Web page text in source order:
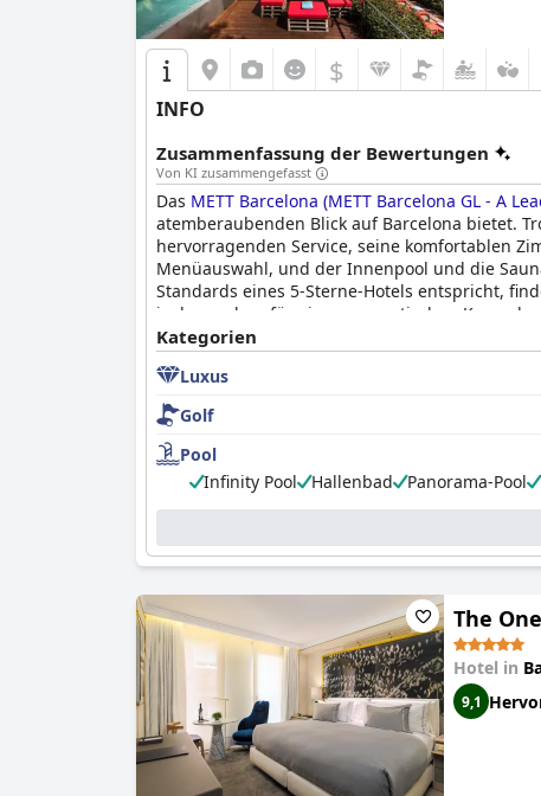
$
INFO
Zusammenfassung der Bewertungen
Von KI zusammengefasst
Das METT Barcelona (METT Barcelona GL - A
atemberaubenden Blick auf Barcelona bietet.
hervorragenden Service, seine komfortablen
Menüauswahl, und der Innenpool und die
Standards eines 5-Sterne-Hotels entspricht,
insbesondere für einen romantischen
Kategorien
Luxus
Golf
Pool
Infinity Pool
Hallenbad Panorama-Pool
The
Hotel in
9,1